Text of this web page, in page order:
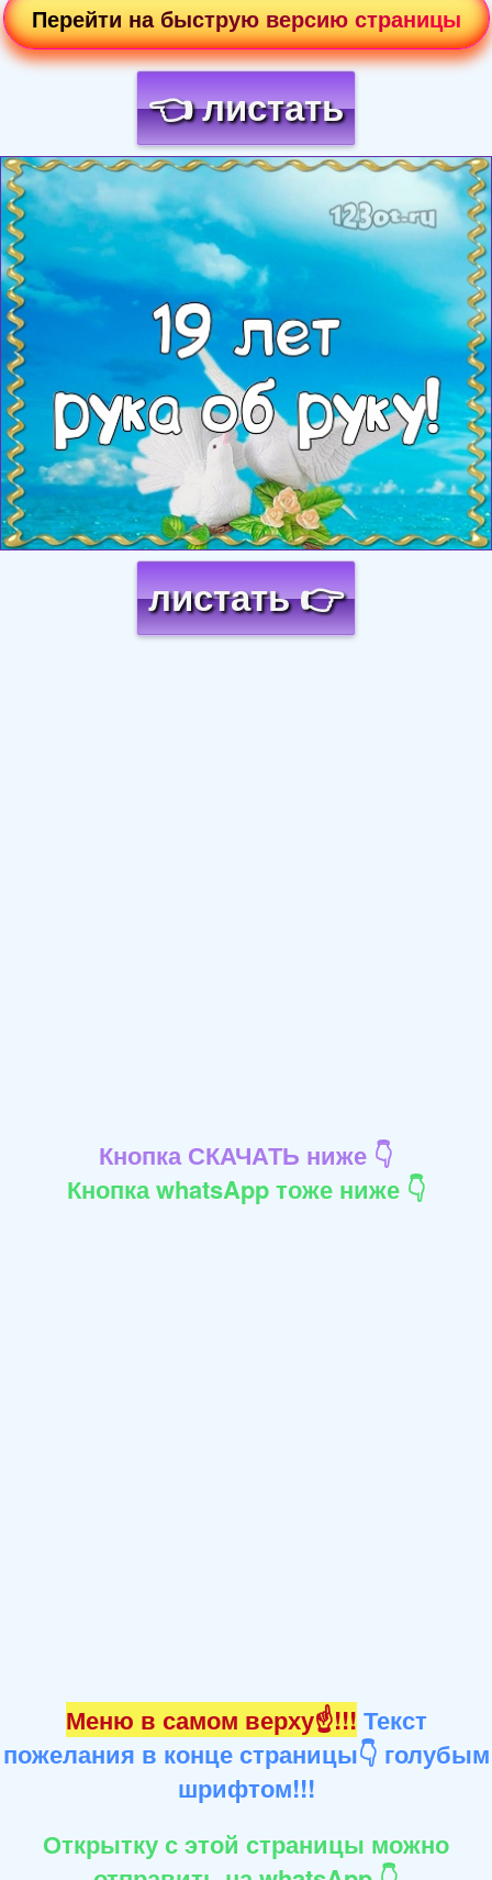
Перейти на быструю версию страницы
👈 листать
Загрузка картинки...
листать 👉
Кнопка СКАЧАТЬ ниже 👇
Кнопка whatsApp тоже ниже 👇
Меню в самом верху☝!!! Текст
пожелания в конце страницы👇 голубым
шрифтом!!!
Открытку с этой страницы можно